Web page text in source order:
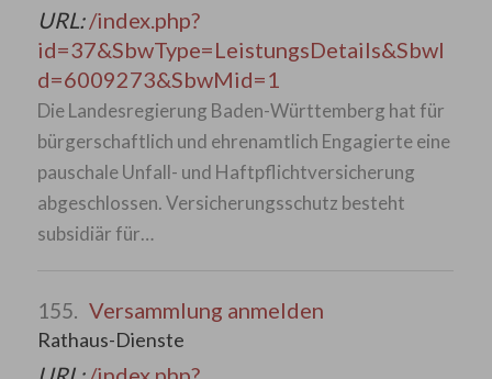
URL:/index.php?
id=37&SbwType=LeistungsDetails&SbwI
d=6009273&SbwMid=1
Die Landesregierung Baden-Württemberg hat für
bürgerschaftlich und ehrenamtlich Engagierte eine
pauschale Unfall- und Haftpflichtversicherung
abgeschlossen. Versicherungsschutz besteht
subsidiär für…
155. Versammlung anmelden
Rathaus-Dienste